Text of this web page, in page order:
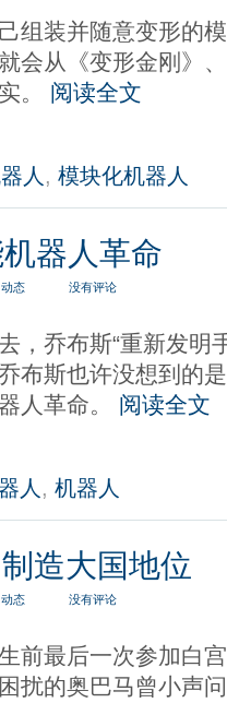
组装并随意变形的
会从《变形金刚》
。 阅读全文
人 , 模块化机器人
器人革命
动态 没有评论
，乔布斯“重新发明
布斯也许没想到的
人革命。 阅读全文
人 , 机器人
造大国地位
动态 没有评论
前最后一次参加白
扰的奥巴马曾小声